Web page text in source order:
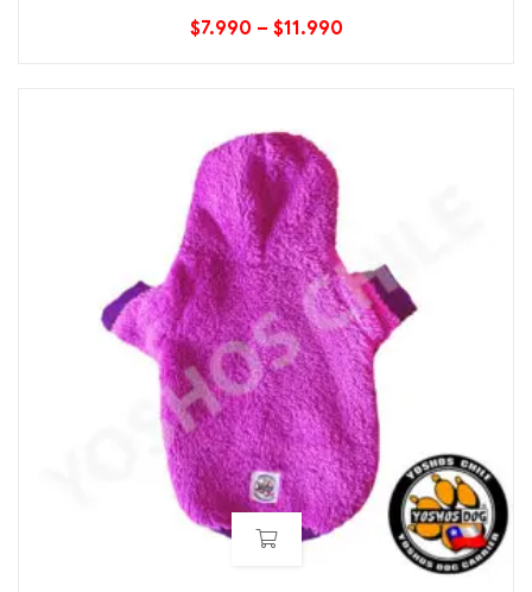
$7.990 – $11.990